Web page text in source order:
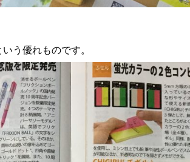
う優れものです。